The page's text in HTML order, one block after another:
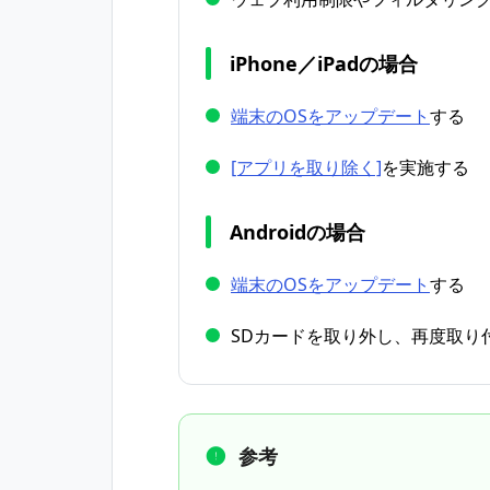
iPhone／iPadの場合
端末のOSをアップデートする
[アプリを取り除く]を実施する
Androidの場合
端末のOSをアップデートする
SDカードを取り外し、再度取り
参考